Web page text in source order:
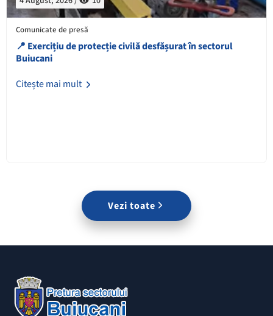
Comunicate de presă
📍 Exercițiu de protecție civilă desfășurat în sectorul
Buiucani
Citește mai mult
Vezi toate